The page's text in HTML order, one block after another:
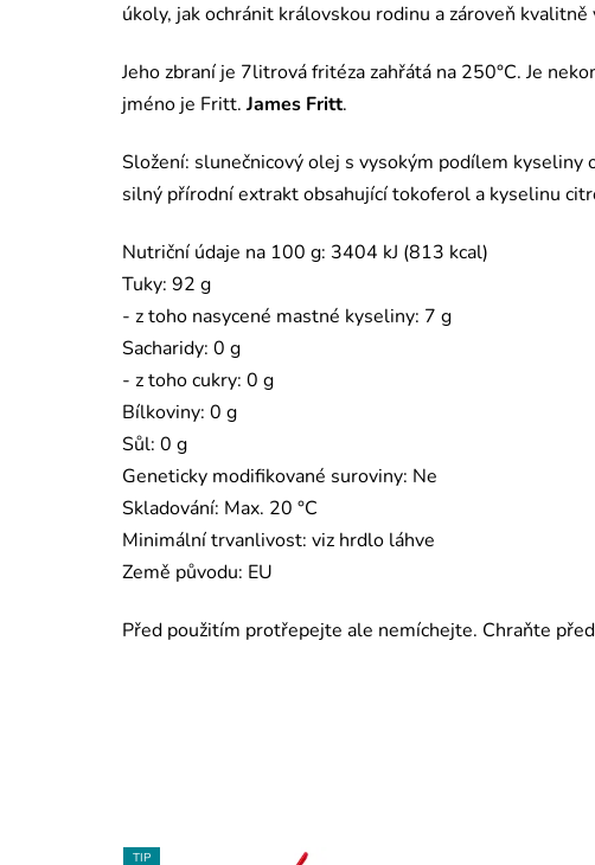
úkoly, jak ochránit královskou rodinu a zároveň kvalitně
Jeho zbraní je 7litrová fritéza zahřátá na 250°C. Je
jméno je Fritt.James Fritt.
Složení: slunečnicový olej s vysokým podílem
silný přírodní extrakt obsahující tokoferol a kyselinu
Nutriční údaje na 100 g: 3404 kJ (813 kcal)
Tuky: 92 g
- z toho nasycené mastné kyseliny: 7 g
Sacharidy: 0 g
- z toho cukry: 0 g
Bílkoviny: 0 g
Sůl: 0 g
Geneticky modifikované suroviny: Ne
Skladování: Max. 20 °C
Minimální trvanlivost: viz hrdlo láhve
Země původu: EU
Před použitím protřepejte ale nemíchejte. Chraňte
TIP